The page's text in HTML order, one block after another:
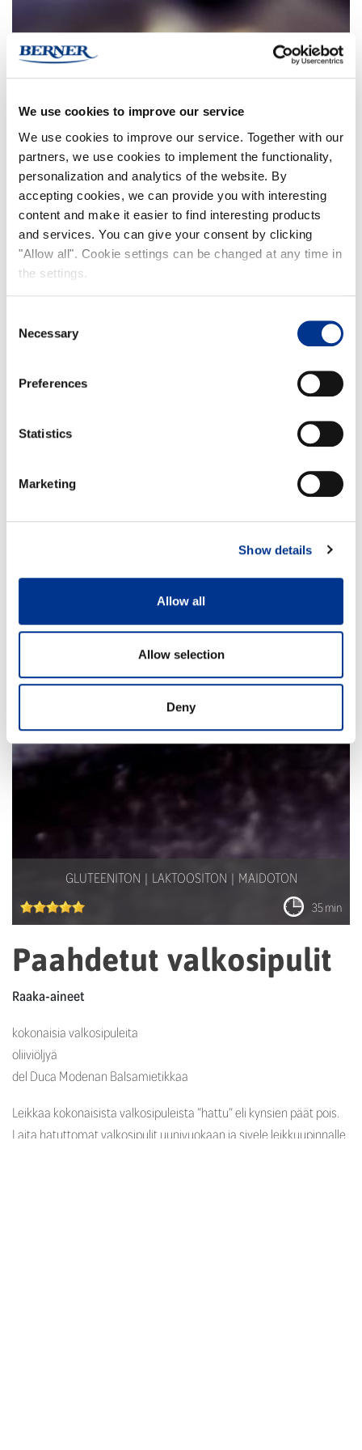
We use cookies to improve our service
We use cookies to improve our service. Together with our
partners, we use cookies to implement the functionality,
personalization and analytics of the website. By
accepting cookies, we can provide you with interesting
content and make it easier to find interesting products
and services. You can give your consent by clicking
"Allow all". Cookie settings can be changed at any time in
the settings.
Selection
Necessary
Preferences
Statistics
Marketing
Show details
Allow all
Allow selection
Deny
GLUTEENITON LAKTOOSITON MAIDOTON
35 min
Paahdetut valkosipulit
Raaka-aineet
kokonaisia valkosipuleita
oliiviöljyä
del Duca Modenan Balsamietikkaa
Leikkaa kokonaisista valkosipuleista ”hattu” eli kynsien päät pois.
Laita hatuttomat valkosipulit uunivuokaan ja sivele leikkuupinnalle